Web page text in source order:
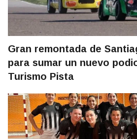
Gran remontada de
para sumar un nuevo
Turismo Pista